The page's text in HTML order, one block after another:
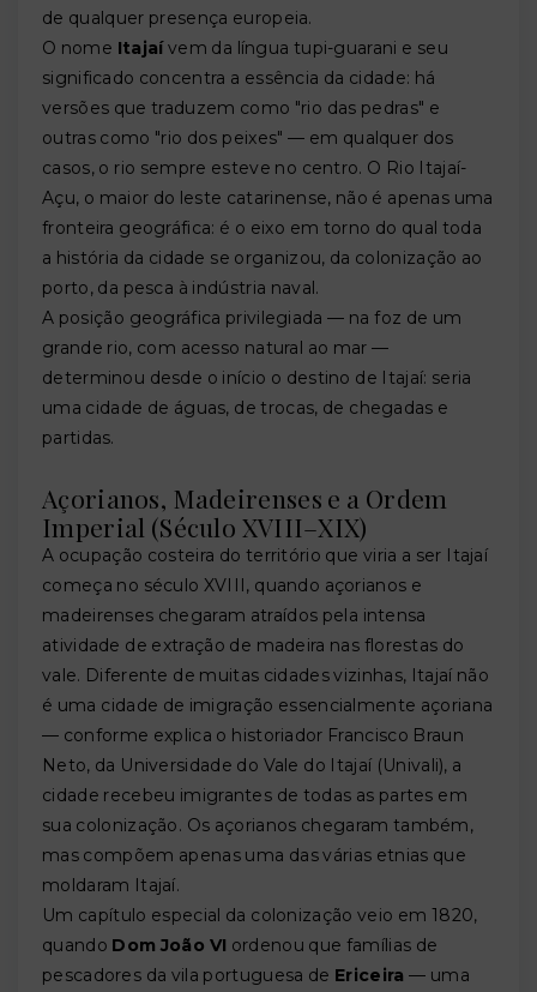
de qualquer presença europeia.
O nome Itajaívem da língua tupi-guarani e seu
significado concentra a essência da cidade: há
versões que traduzem como "rio das pedras" e
outras como "rio dos peixes" — em qualquer dos
casos, o rio sempre esteve no centro. O Rio Itajaí-
Açu, o maior do leste catarinense, não é apenas uma
fronteira geográfica: é o eixo em torno do qual toda
a história da cidade se organizou, da colonização ao
porto, da pesca à indústria naval.
A posição geográfica privilegiada — na foz de um
grande rio, com acesso natural ao mar —
determinou desde o início o destino de Itajaí: seria
uma cidade de águas, de trocas, de chegadas e
partidas.
Açorianos, Madeirenses e a Ordem
Imperial (Século XVIII–XIX)
A ocupação costeira do território que viria a ser Itajaí
começa no século XVIII, quando açorianos e
madeirenses chegaram atraídos pela intensa
atividade de extração de madeira nas florestas do
vale. Diferente de muitas cidades vizinhas, Itajaí não
é uma cidade de imigração essencialmente açoriana
— conforme explica o historiador Francisco Braun
Neto, da Universidade do Vale do Itajaí (Univali), a
cidade recebeu imigrantes de todas as partes em
sua colonização. Os açorianos chegaram também,
mas compõem apenas uma das várias etnias que
moldaram Itajaí.
Um capítulo especial da colonização veio em 1820,
quando Dom João VI ordenou que famílias de
pescadores da vila portuguesa de Ericeira — uma